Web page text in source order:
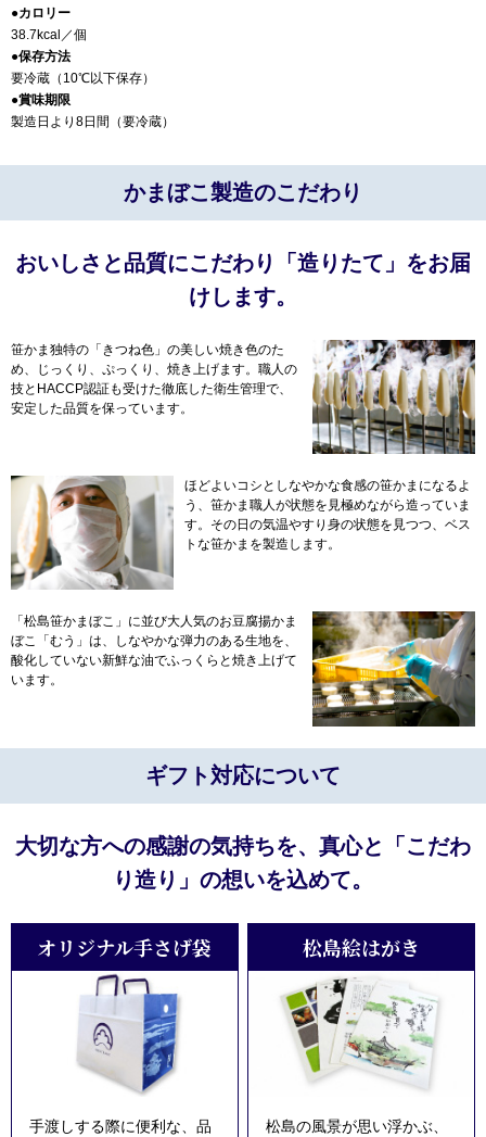
●カロリー
38.7kcal／個
●保存方法
要冷蔵（10℃以下保存）
●賞味期限
製造日より8日間（要冷蔵）
かまぼこ製造のこだわり
おいしさと品質にこだわり「造りたて」をお届
けします。
笹かま独特の「きつね色」の美しい焼き色のた
め、じっくり、ぷっくり、焼き上げます。職人の
技とHACCP認証も受けた徹底した衛生管理で、
安定した品質を保っています。
ほどよいコシとしなやかな食感の笹かまになるよ
う、笹かま職人が状態を見極めながら造っていま
す。その日の気温やすり身の状態を見つつ、ベス
トな笹かまを製造します。
「松島笹かまぼこ」に並び大人気のお豆腐揚かま
ぼこ「むう」は、しなやかな弾力のある生地を、
酸化していない新鮮な油でふっくらと焼き上げて
います。
ギフト対応について
大切な方への感謝の気持ちを、真心と「こだわ
り造り」の想いを込めて。
オリジナル手さげ袋
手渡しする際に便利な、品
松島絵はがき
松島の風景が思い浮かぶ、